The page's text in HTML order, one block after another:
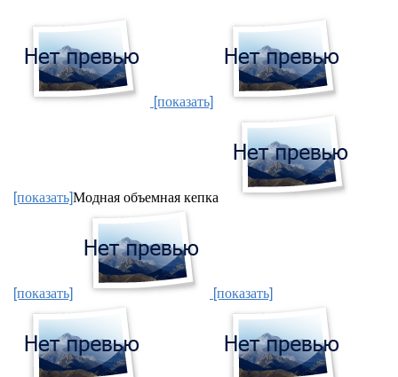
[показать]
[показать]Модная объемная кепка
[показать] [показать]